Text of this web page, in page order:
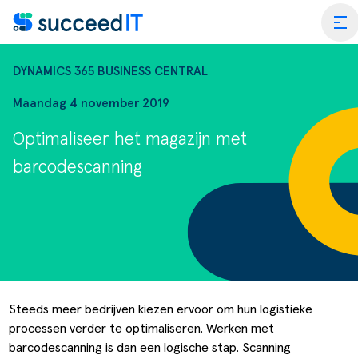
Central
Wat is
Wat is
Scanning
Factuurverwerking
Transportorders
Blogs & Nieuws
Webinars & Events
SucceedIT
DYNAMICS 365 BUSINESS CENTRAL
Maandag 4 november 2019
Optimaliseer het magazijn met
barcodescanning
Steeds meer bedrijven kiezen ervoor om hun logistieke
processen verder te optimaliseren. Werken met
barcodescanning is dan een logische stap. Scanning